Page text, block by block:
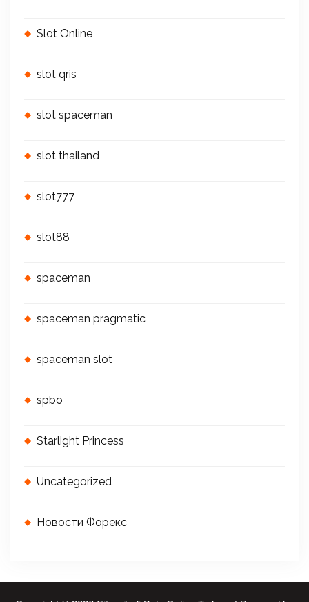
Slot Online
slot qris
slot spaceman
slot thailand
slot777
slot88
spaceman
spaceman pragmatic
spaceman slot
spbo
Starlight Princess
Uncategorized
Новости Форекс